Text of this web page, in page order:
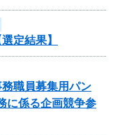
定結果】
職員募集用パン
に係る企画競争参